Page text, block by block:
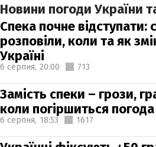
Новини погоди України
Спека почне відступати:
розповіли, коли та як
Україні
6 серпня, 20:00 713
Замість спеки – грози,
коли погіршиться погода
6 серпня, 18:53 1617